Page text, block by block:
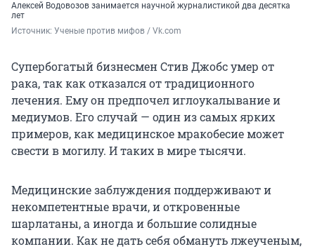
Алексей Водовозов занимается научной журналистикой два десятка
лет
Источник: Ученые против мифов / Vk.com
Супербогатый бизнесмен Стив Джобс умер от
рака, так как отказался от традиционного
лечения. Ему он предпочел иглоукалывание и
медиумов. Его случай — один из самых ярких
примеров, как медицинское мракобесие может
свести в могилу. И таких в мире тысячи.
Медицинские заблуждения поддерживают и
некомпетентные врачи, и откровенные
шарлатаны, а иногда и большие солидные
компании. Как не дать себя обмануть лжеученым,